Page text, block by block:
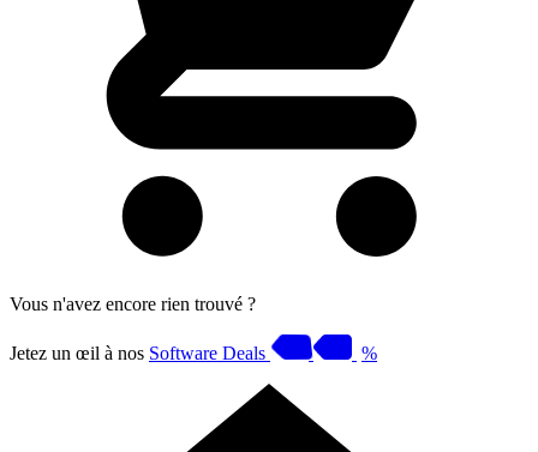
Vous n'avez encore rien trouvé ?
Jetez un œil à nos Software Deals %